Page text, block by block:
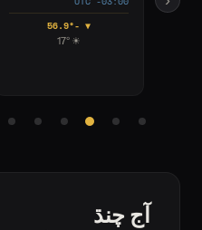
Fri, Aug 7,
آج چنڌ